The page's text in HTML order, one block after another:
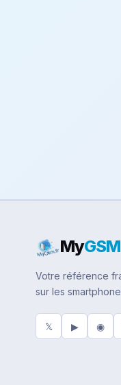
MyGSM
Votre référence
sur les
𝕏 ▶ ◉